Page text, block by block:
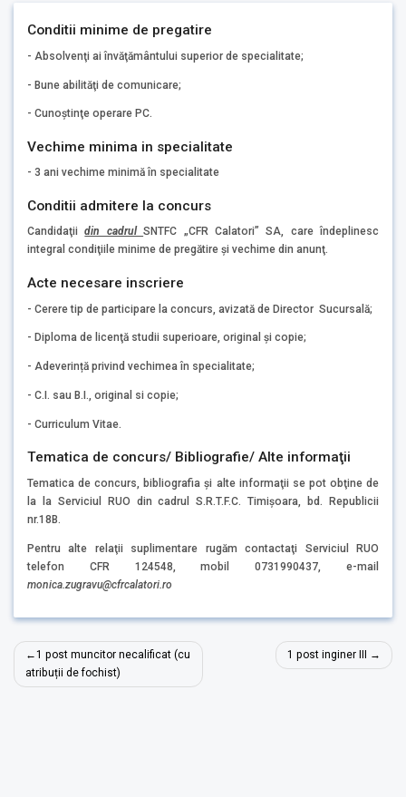
Conditii minime de pregatire
- Absolvenţi ai învăţământului superior de specialitate;
- Bune abilităţi de comunicare;
- Cunoştinţe operare PC.
Vechime minima in specialitate
- 3 ani vechime minimă în specialitate
Conditii admitere la concurs
Candidaţiidin cadrulSNTFC „CFR Calatori” SA, care îndeplinesc
integral condiţiile minime de pregătire și vechime din anunţ.
Acte necesare inscriere
- Cerere tip de participare la concurs, avizată de Director Sucursală;
- Diploma de licenţă studii superioare, original şi copie;
- Adeverință privind vechimea în specialitate;
- C.I. sau B.I., original si copie;
- Curriculum Vitae.
Tematica de concurs/ Bibliografie/ Alte informaţii
Tematica de concurs, bibliografia şi alte informaţii se pot obţine de
la la Serviciul RUO din cadrul S.R.T.F.C. Timişoara, bd. Republicii
nr.18B.
Pentru alte relaţii suplimentare rugăm contactaţi Serviciul RUO
telefon CFR 124548, mobil 0731990437, e-mail
monica.zugravu@cfrcalatori.ro
Navigare
în
1 post muncitor necalificat (cu
atribuții de fochist)
1 post inginer III